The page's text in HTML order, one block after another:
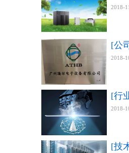
2018-
[公
2018-
[行
2018-
[技
了解更多 >